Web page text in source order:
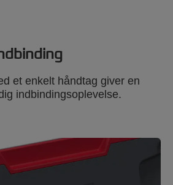
et enkelt håndtag giver en
indbindingsoplevelse.